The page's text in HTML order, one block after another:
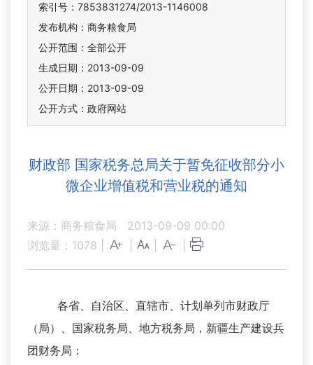
索引号：7853831274/2013-1146008
发布机构：商务粮食局
公开范围：全部公开
生成日期：2013-09-09
公开日期：2013-09-09
公开方式：政府网站
财政部 国家税务总局关于暂免征收部分小
微企业增值税和营业税的通知
来源：商务粮食局
2013-09-09 00:00
浏览量： 1078
各省、自治区、直辖市、计划单列市财政厅
（局）、国家税务局、地方税务局，新疆生产建设兵
团财务局：